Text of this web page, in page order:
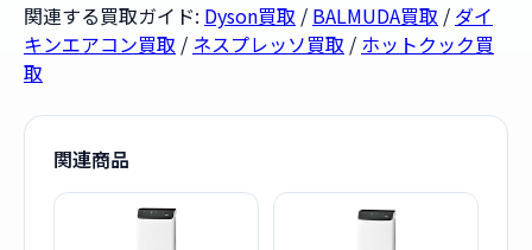
関連する買取ガイド: Dyson買取 / BALMUDA買取 / ダイ
キンエアコン買取 / ネスプレッソ買取 / ホットクック買
取
関連商品